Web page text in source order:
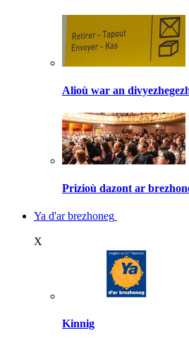
Alioù war an
Prizioù dazont ar
Ya d'ar brezhoneg
X
Kinnig